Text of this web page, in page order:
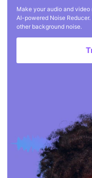
Make your audio and
AI-powered Noise
other background noise.